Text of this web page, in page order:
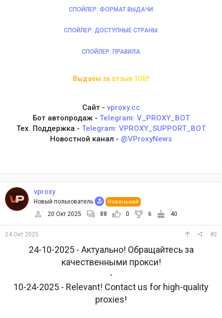
СПОЙЛЕР: ФОРМАТ ВЫДАЧИ
СПОЙЛЕР: ДОСТУПНЫЕ СТРАНЫ
СПОЙЛЕР: ПРАВИЛА
Выдаём за отзыв 1 GB!
Сайт - vproxy.cc
Бот автопродаж - Telegram: V_PROXY_BOT
Тех. Поддержка - Telegram: VPROXY_SUPPORT_BOT
Новостной канал - @VProxyNews
vproxy
Новый пользователь Новенький
20 Окт 2025 88 0 6 40
24 Окт 2025 #2
24-10-2025 - Актуально! Обращайтесь за
качественными прокси!
-
10-24-2025 - Relevant! Contact us for high-quality
proxies!